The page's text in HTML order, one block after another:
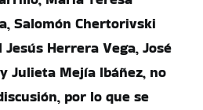
Salomón Chertorivski
Herrera Vega, José
Julieta Mejía Ibáñez, no
por lo que se